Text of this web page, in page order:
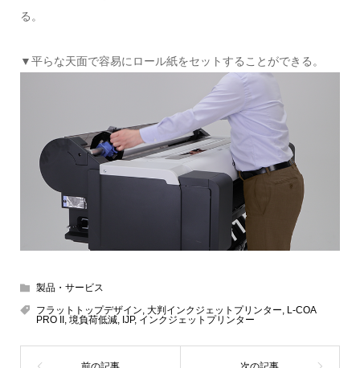
る。
▼平らな天面で容易にロール紙をセットすることができる。
製品・サービス
フラットトップデザイン, 大判インクジェットプリンター, L-COA
PRO II , 境負荷低減, IJP, インクジェットプリンター